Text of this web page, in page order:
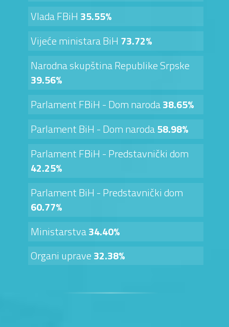
Vlada FBiH 35.55%
Vijeće ministara BiH 73.72%
Narodna skupština Republike Srpske
39.56%
Parlament FBiH - Dom naroda38.65%
Parlament BiH - Dom naroda58.98%
Parlament FBiH - Predstavnički dom
42.25%
Parlament BiH - Predstavnički dom
60.77%
Ministarstva34.40%
Organi uprave32.38%